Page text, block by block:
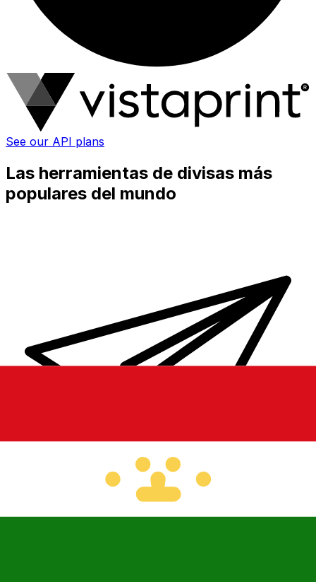
See our API plans
Las herramientas de divisas más
populares del mundo